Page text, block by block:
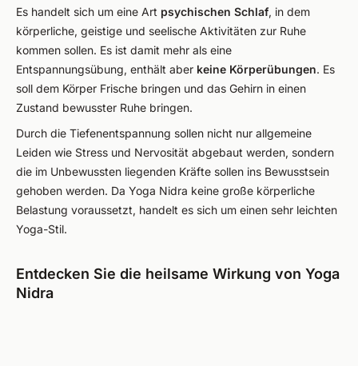
Es handelt sich um eine Art psychischen Schlaf, in dem
körperliche, geistige und seelische Aktivitäten zur Ruhe
kommen sollen. Es ist damit mehr als eine
Entspannungsübung, enthält aber keine Körperübungen. Es
soll dem Körper Frische bringen und das Gehirn in einen
Zustand bewusster Ruhe bringen.
Durch die Tiefenentspannung sollen nicht nur allgemeine
Leiden wie Stress und Nervosität abgebaut werden, sondern
die im Unbewussten liegenden Kräfte sollen ins Bewusstsein
gehoben werden. Da Yoga Nidra keine große körperliche
Belastung voraussetzt, handelt es sich um einen sehr leichten
Yoga-Stil.
Entdecken Sie die heilsame Wirkung von Yoga
Nidra